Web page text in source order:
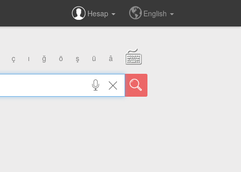
Hesap English
ç ı ğ ö ş ü â